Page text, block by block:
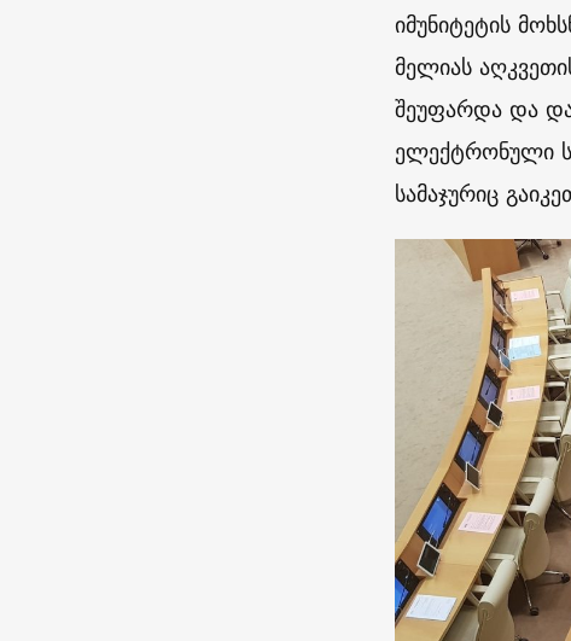
იმუნიტეტის
მელიას
შეუფარდა და
ელექტრონული
სამაჯურიც